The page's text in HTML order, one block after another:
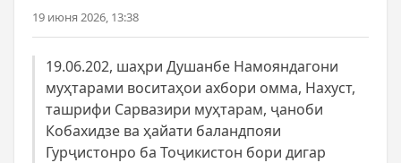
19 июня 2026, 13:38
19.06.202, шаҳри Душанбе Намояндагони
муҳтарами воситаҳои ахбори омма, Нахуст,
ташрифи Сарвазири муҳтарам, ҷаноби
Кобахидзе ва ҳайати баландпояи
Гурҷистонро ба Тоҷикистон бори дигар